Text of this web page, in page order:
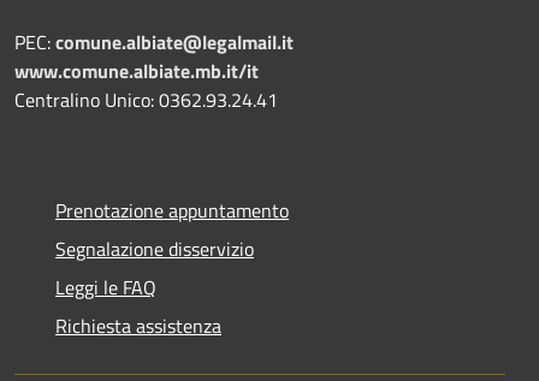
PEC:comune.albiate@legalmail.it
www.comune.albiate.mb.it/it
Centralino Unico: 0362.93.24.41
Prenotazione appuntamento
Segnalazione disservizio
Leggi le FAQ
Richiesta assistenza